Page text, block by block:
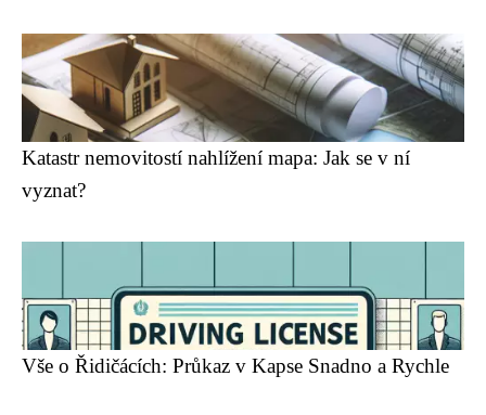
Katastr nemovitostí nahlížení mapa: Jak se v ní
vyznat?
Vše o Řidičácích: Průkaz v Kapse Snadno a Rychle